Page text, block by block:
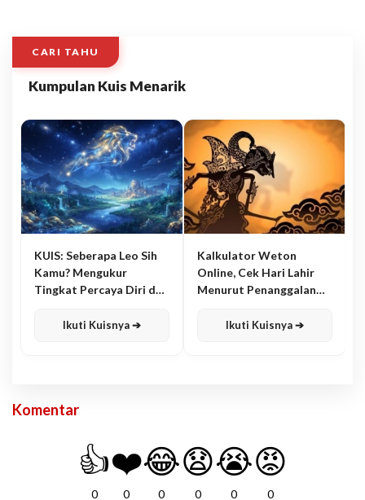
CARI TAHU
Kumpulan Kuis Menarik
KUIS: Seberapa Leo Sih
Kamu? Mengukur
Tingkat Percaya Diri dan
Ikuti Kuisnya ➔
Kalkulator Weton
Online, Cek Hari Lahir
Menurut Penanggalan
Ikuti Kuisnya ➔
Komentar
👍
0
❤️
0
😂
0
😧
0
😭
0
😡
0